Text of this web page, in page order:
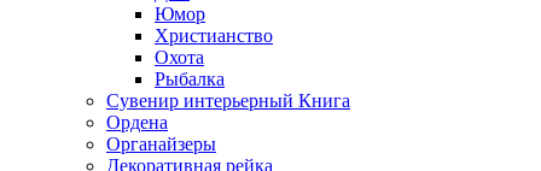
Юмор
Христианство
Охота
Рыбалка
Сувенир интерьерный Книга
Ордена
Органайзеры
Декоративная рейка